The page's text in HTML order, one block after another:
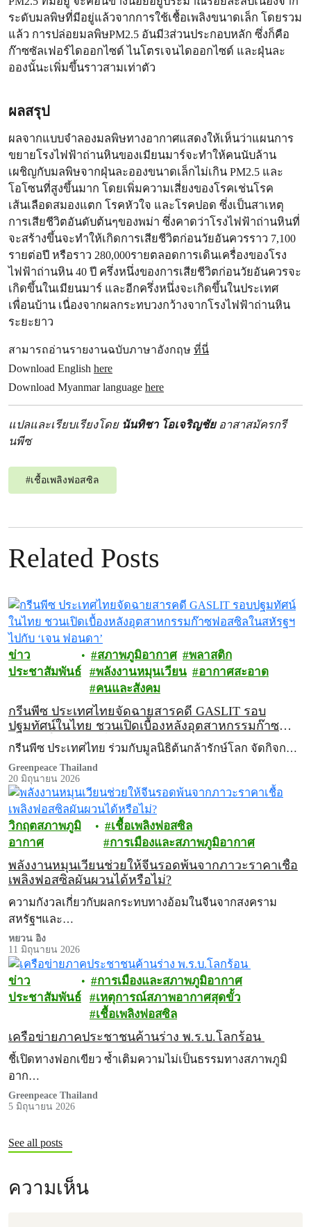
ระดับมลพิษที่มีอยู่แล้วจากการใช้เชื้อเพลิงขนาดเล็ก โดยรวม
แล้ว การปล่อยมลพิษPM2.5 อันมี3ส่วนประกอบหลัก ซึ่งก็คือ
ก๊าซซัลเฟอร์ไดออกไซด์ ไนโตรเจนไดออกไซด์ และฝุ่นละ
อองนั้นะเพิ่มขึ้นราวสามเท่าตัว
ผลสรุป
ผลจากแบบจำลองมลพิษทางอากาศแสดงให้เห็นว่าแผนการ
ขยายโรงไฟฟ้าถ่านหินของเมียนมาร์จะทำให้คนนับล้าน
เผชิญกับมลพิษจากฝุ่นละอองขนาดเล็กไม่เกิน PM2.5 และ
โอโซนที่สูงขึ้นมาก โดยเพิ่มความเสี่ยงของโรคเช่นโรค
เส้นเลือดสมองแตก โรคหัวใจ และโรคปอด ซึ่งเป็นสาเหตุ
การเสียชีวิตอันดับต้นๆของพม่า ซึ่งคาดว่าโรงไฟฟ้าถ่านหินที่
จะสร้างขึ้นจะทำให้เกิดการเสียชีวิตก่อนวัยอันควรราว 7,100
รายต่อปี หรือราว 280,000รายตลอดการเดินเครื่องของโรง
ไฟฟ้าถ่านหิน 40 ปี ครึ่งหนึ่งของการเสียชีวิตก่อนวัยอันควรจะ
เกิดขึ้นในเมียนมาร์ และอีกครึ่งหนึ่งจะเกิดขึ้นในประเทศ
เพื่อนบ้าน เนื่องจากผลกระทบวงกว้างจากโรงไฟฟ้าถ่านหิน
ระยะยาว
สามารถอ่านรายงานฉบับภาษาอังกฤษ ที่นี่
Download English here
Download Myanmar language here
แปลและเรียบเรียงโดย นันทิชา โอเจริญชัยอาสาสมัครกรี
นพีซ
#เชื้อเพลิงฟอสซิล
Related Posts
ข่าว
ประชาสัมพันธ์
สภาพภูมิอากาศ
พลาสติก
พลังงานหมุนเวียน
อากาศสะอาด
คนและสังคม
กรีนพีซ ประเทศไทยจัดฉายสารคดี GASLIT รอบ
ปฐมทัศน์ในไทย ชวนเปิดเบื้องหลังอุตสาหกรรมก๊าซ
ฟอสซิลในสหัรฐฯ ไปกับ ‘เจน ฟอนดา’
กรีนพีซ ประเทศไทย ร่วมกับมูลนิธิต้นกล้ารักษ์โลก จัดกิจก…
Greenpeace Thailand
20 มิถุนายน 2026
วิกฤตสภาพภูมิ
อากาศ
เชื้อเพลิงฟอสซิล
การเมืองและสภาพภูมิอากาศ
พลังงานหมุนเวียนช่วยให้จีนรอดพ้นจากภาวะราคาเชื้อ
เพลิงฟอสซิลผันผวนได้หรือไม่?
ความกังวลเกี่ยวกับผลกระทบทางอ้อมในจีนจากสงคราม
สหรัฐฯและ…
หยวน อิง
11 มิถุนายน 2026
ข่าว
ประชาสัมพันธ์
การเมืองและสภาพภูมิอากาศ
เหตุการณ์สภาพอากาศสุดขั้ว
เชื้อเพลิงฟอสซิล
เครือข่ายภาคประชาชนค้านร่าง พ.ร.บ.โลกร้อน
ชี้เปิดทางฟอกเขียว ซ้ำเติมความไม่เป็นธรรมทางสภาพภูมิ
อาก…
Greenpeace Thailand
5 มิถุนายน 2026
See all posts
ความเห็น